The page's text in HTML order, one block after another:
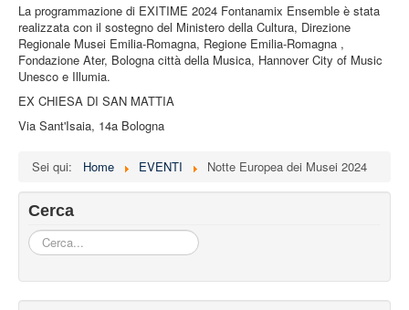
La programmazione di EXITIME 2024 Fontanamix Ensemble è stata
realizzata con il sostegno del Ministero della Cultura, Direzione
Regionale Musei Emilia-Romagna, Regione Emilia-Romagna ,
Fondazione Ater, Bologna città della Musica, Hannover City of Music
Unesco e Illumia.
EX CHIESA DI SAN MATTIA
Via Sant'Isaia, 14a Bologna
Sei qui: Home EVENTI Notte Europea dei Musei 2024
Cerca
Cerca...
Iscriviti alla nostra newsletter